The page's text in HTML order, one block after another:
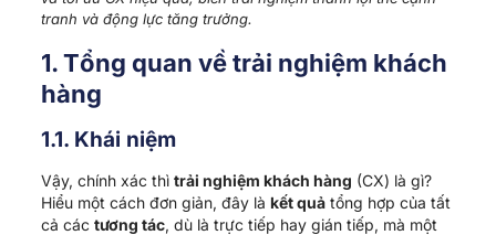
tranh và động lực tăng trưởng.
1. Tổng quan về trải nghiệm khách
hàng
1.1. Khái niệm
Vậy, chính xác thì trải nghiệm khách hàng (CX) là gì?
Hiểu một cách đơn giản, đây là kết quảtổng hợp của tất
cả các tương tác, dù là trực tiếp hay gián tiếp, mà một